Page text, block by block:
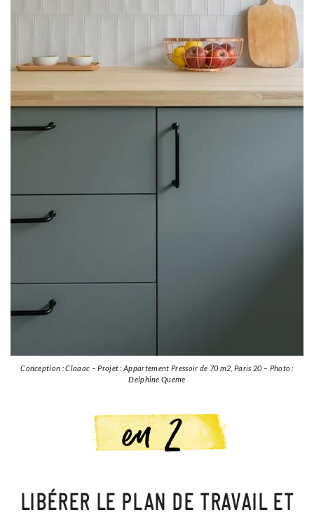
Conception : Claaac – Projet : Appartement Pressoir de 70 m2, Paris 20 – Photo :
Delphine Queme
LIBÉRER LE PLAN DE TRAVAIL ET